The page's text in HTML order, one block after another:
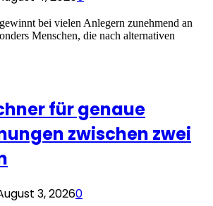
bei vielen Anlegern zunehmend an
Menschen, die nach alternativen
für genaue
zwischen zwei
3, 20260